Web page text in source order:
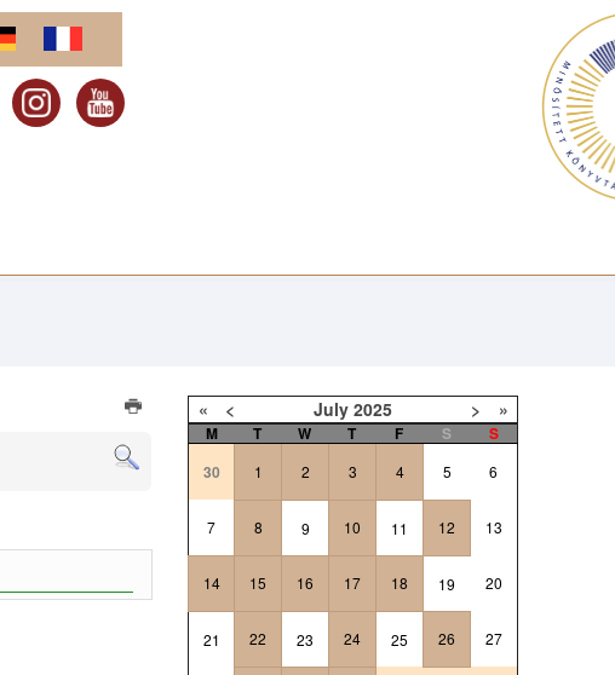
« < July 2025 > »
M T W T F S
S
30
1 2 3 4 5 6
7 8 9 10 11 12 13
14 15 16 17 18 19 20
21 22 23 24 25 26 27